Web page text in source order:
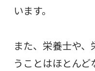
います。
また、栄養士や
うことはほとんど